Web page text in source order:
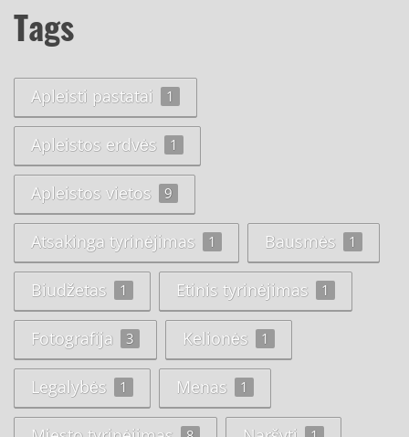
Tags
Apleisti pastatai 1
Apleistos erdvės 1
Apleistos vietos 9
Atsakinga tyrinėjimas 1 Bausmės 1
Biudžetas 1 Etinis tyrinėjimas 1
Fotografija 3 Kelionės 1
Legalybės 1 Menas 1